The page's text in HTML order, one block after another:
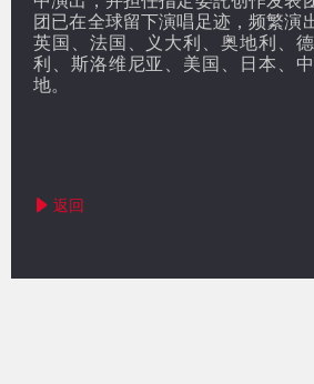
团已在全球留下演唱足迹，频繁演
英国、法国、义大利、奥地利、
利、斯洛维尼亚、美国、日本、
地。
返回